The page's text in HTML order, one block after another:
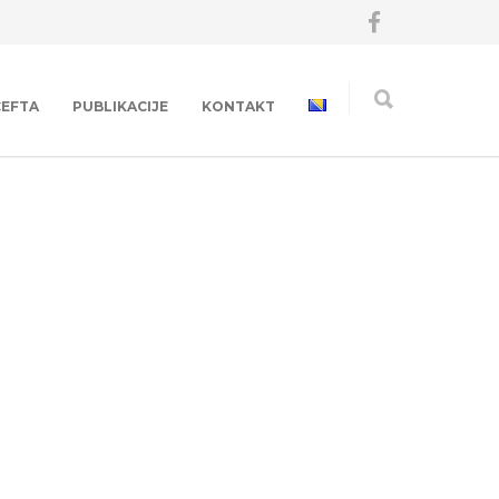
PUBLIKACIJE KONTAKT